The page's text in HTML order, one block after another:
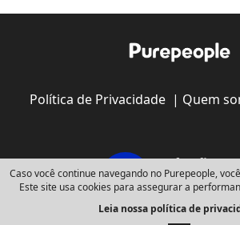
Política de Privacidade| Quem
Copyright © 2008 -
Caso você continue navegando no Purepeople,
Este site usa cookies para assegurar a
Leia nossa política de